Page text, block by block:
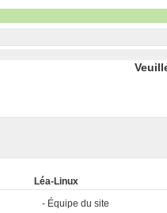
Léa-Linux
Équipe du site